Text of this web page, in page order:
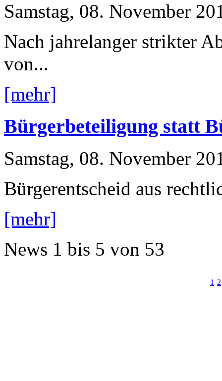
Samstag, 08. November
Nach jahrelanger strikter
von...
[mehr]
Bürgerbeteiligung statt
Samstag, 08. November
Bürgerentscheid aus
[mehr]
News 1 bis 5 von 53
1 2